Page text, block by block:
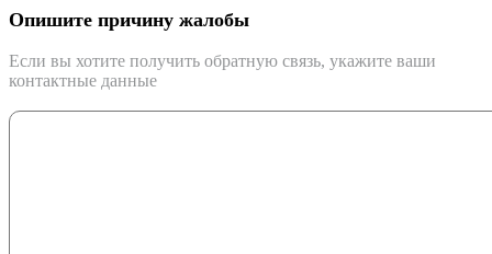
Опишите причину жалобы
Если вы хотите получить обратную связь, укажите ваши
контактные данные